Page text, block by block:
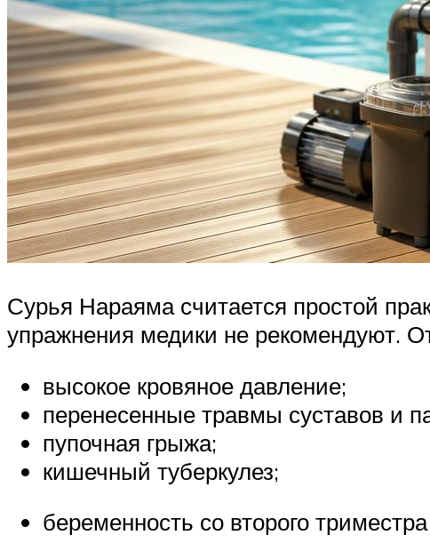
Сурья Нараяма считается простой
упражнения медики не рекомендуют.
высокое кровяное давление;
перенесенные травмы суставов и
пупочная грыжа;
кишечный туберкулез;
беременность со второго